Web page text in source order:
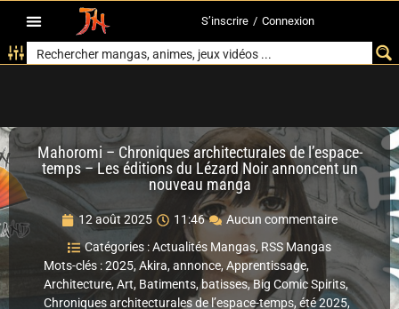
S’inscrire / Connexion
Mahoromi – Chroniques architecturales de l’espace-
temps – Les éditions du Lézard Noir annoncent un
nouveau manga
12 août 2025 11:46
Aucun commentaire
Catégories :Actualités Mangas, RSS Mangas
Mots-clés :2025,Akira,annonce, Apprentissage,
Architecture,Art, Batiments,batisses,Big Comic Spirits,
Chroniques architecturales de l’espace-temps, été 2025,